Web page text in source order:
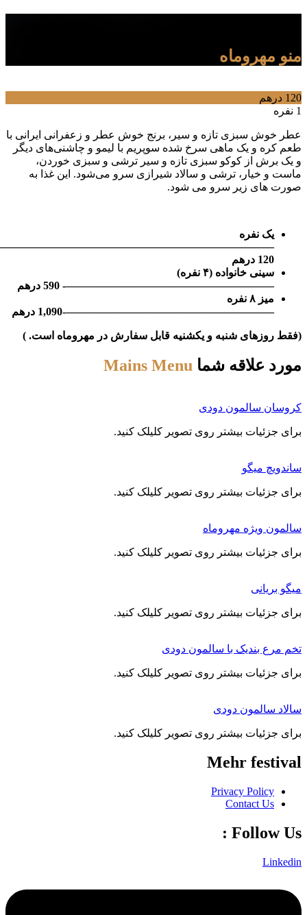
سبزی تازه و سیر، برنج خوش عطر و زعفرانی ایرانی با
و یک ماهی سرخ شده سوپریم با لیمو و چاشنی‌های دیگر
از کوکو سبزی تازه و سیر ترشی و سبزی خوردن،
ترشی و سالاد شیرازی سرو می‌شود. این غذا به
زیر سرو می شود.
نفره
سینی خانواده (۴ نفره)
590 درهم
میز ۸ نفره
1,090 درهم
شنبه و یکشنیه قابل سفارش در مهروماه است. )
علاقه شماMains Menu
سالمون دودی
بیشتر روی تصویر کلیلک کنید.
میگو
بیشتر روی تصویر کلیلک کنید.
مهروماه
بیشتر روی تصویر کلیلک کنید.
بیشتر روی تصویر کلیلک کنید.
بندیک با سالمون دودی
بیشتر روی تصویر کلیلک کنید.
دودی
بیشتر روی تصویر کلیلک کنید.
Mehr
Privacy
Contact